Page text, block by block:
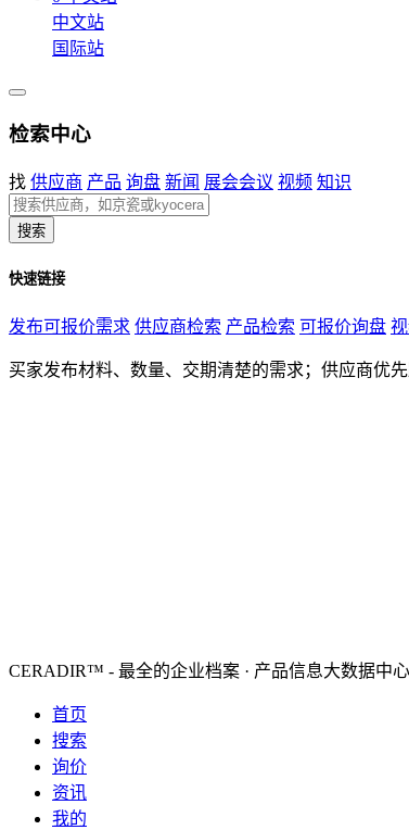
中文站
国际站
检索中心
找 供应商 产品 询盘 新闻 展会会议 视频 知识
搜索
快速链接
发布可报价需求 供应商检索 产品检索 可报价询盘
买家发布材料、数量、交期清楚的需求；供应商优
CERADIR™ - 最全的企业档案 · 产品信息大数据中心
首页
搜索
询价
资讯
我的